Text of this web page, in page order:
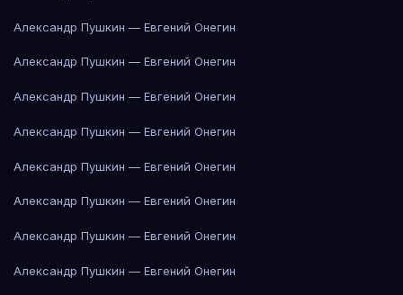
Александр Пушкин — Евгений Онегин
Александр Пушкин — Евгений Онегин
Александр Пушкин — Евгений Онегин
Александр Пушкин — Евгений Онегин
Александр Пушкин — Евгений Онегин
Александр Пушкин — Евгений Онегин
Александр Пушкин — Евгений Онегин
Александр Пушкин — Евгений Онегин